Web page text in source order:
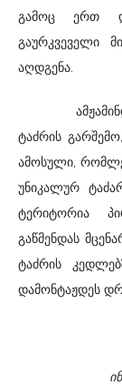
გამოც ერთ
გაურკვეველი
აღდგენა.
ტაძრის
ამოსული,
უნიკალურ
ტერიტორია
გაწმენდას
ტაძრის
დამონტაჟდეს